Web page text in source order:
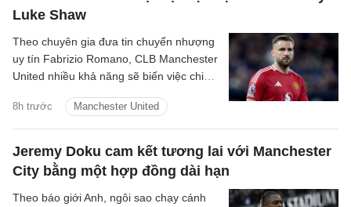
Luke Shaw
8h trước Manchester United
Theo chuyên gia đưa tin chuyển nhượng
uy tín Fabrizio Romano, CLB Manchester
United nhiều khả năng sẽ biến việc chiêu
trọng tâm tiếp theo trên thị trường
chuyển nhượng hè năm nay.
Jeremy Doku cam kết tương lai với Manchester
City bằng một hợp đồng dài hạn
Theo báo giới Anh, ngôi sao chạy cánh